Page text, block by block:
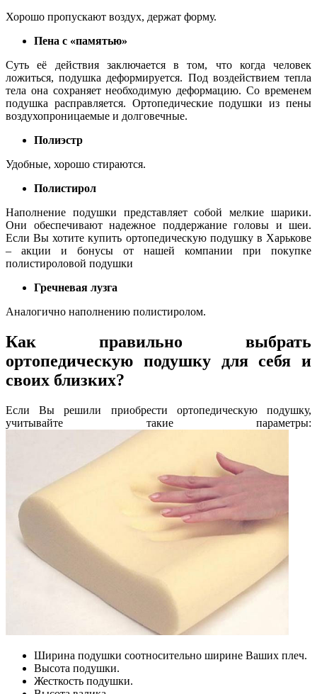
Хорошо пропускают воздух, держат форму.
Пена с «памятью»
Суть её действия заключается в том, что когда человек
ложиться, подушка деформируется. Под воздействием тепла
тела она сохраняет необходимую деформацию. Со временем
подушка расправляется. Ортопедические подушки из пены
воздухопроницаемые и долговечные.
Полиэстр
Удобные, хорошо стираются.
Полистирол
Наполнение подушки представляет собой мелкие шарики.
Они обеспечивают надежное поддержание головы и шеи.
Если Вы хотите купить ортопедическую подушку в Харькове
– акции и бонусы от нашей компании при покупке
полистироловой подушки
Гречневая лузга
Аналогично наполнению полистиролом.
Как правильно выбрать
ортопедическую подушку для себя и
своих близких?
Если Вы решили приобрести ортопедическую подушку,
учитывайте такие параметры:
Ширина подушки соотносительно ширине Ваших плеч.
Высота подушки.
Жесткость подушки.